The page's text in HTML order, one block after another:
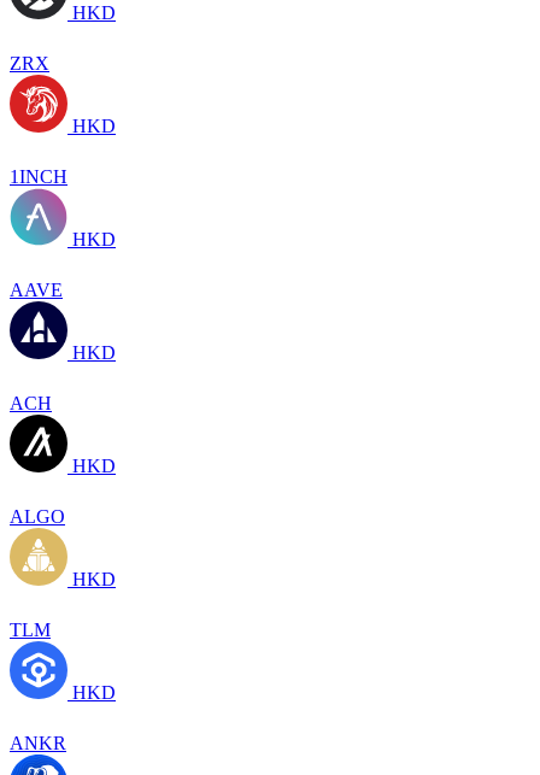
HKD
ZRX
HKD
1INCH
HKD
AAVE
HKD
ACH
HKD
ALGO
HKD
TLM
HKD
ANKR